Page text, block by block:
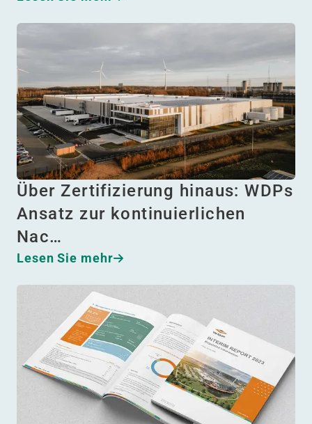
Über Zertifizierung hinaus: WDPs
Ansatz zur kontinuierlichen
Nac…
Lesen Sie mehr